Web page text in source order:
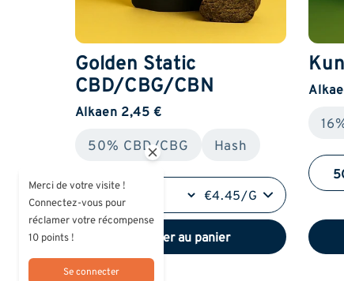
Golden Static
CBD/CBG/CBN
Alkaen 2,45 €
50% CBD/CBG Hash
€4.45/G
Ajouter au panier
Merci de votre visite !
Connectez-vous pour
réclamer votre récompense
10 points !
Se connecter